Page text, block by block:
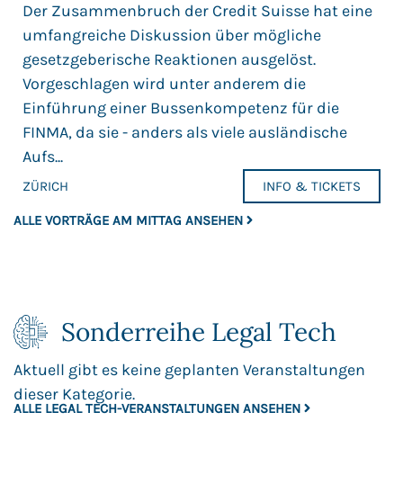
ALLE VORTRÄGE AM MITTAG ANSEHEN
Der Zusammenbruch der Credit Suisse hat eine
umfangreiche Diskussion über mögliche
gesetzgeberische Reaktionen ausgelöst.
Vorgeschlagen wird unter anderem die
Einführung einer Bussenkompetenz für die
FINMA, da sie - anders als viele ausländische
Aufs...
ZÜRICH INFO & TICKETS
Sonderreihe Legal Tech
ALLE LEGAL TECH-VERANSTALTUNGEN ANSEHEN
Aktuell gibt es keine geplanten Veranstaltungen
dieser Kategorie.